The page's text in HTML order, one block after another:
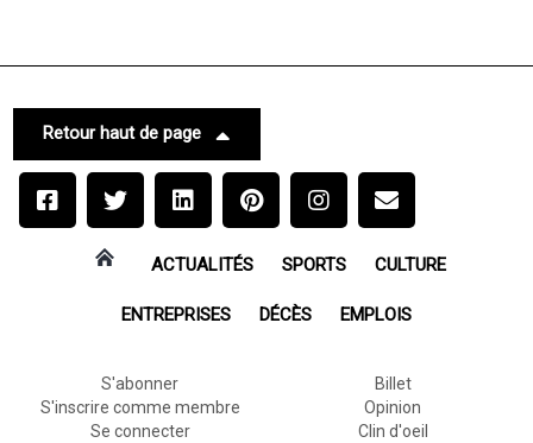
Retour haut de page
ACTUALITÉS SPORTS CULTURE
ENTREPRISES DÉCÈS EMPLOIS
S'abonner
S'inscrire comme membre
Se connecter
Billet
Opinion
Clin d'oeil